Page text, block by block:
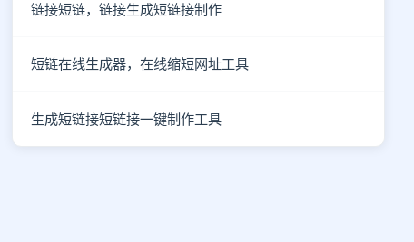
链接短链，链接生成短链接制作
短链在线生成器，在线缩短网址工具
生成短链接短链接一键制作工具